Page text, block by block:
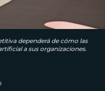
dependerá de cómo las
a sus organizaciones.